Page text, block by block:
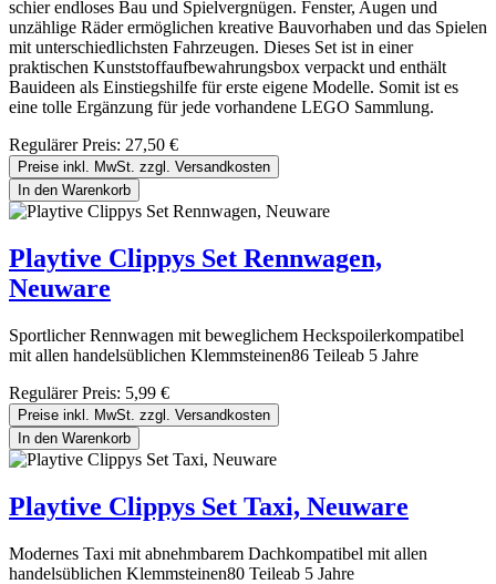
schier endloses Bau und Spielvergnügen. Fenster, Augen und
unzählige Räder ermöglichen kreative Bauvorhaben und das Spielen
mit unterschiedlichsten Fahrzeugen. Dieses Set ist in einer
praktischen Kunststoffaufbewahrungsbox verpackt und enthält
Bauideen als Einstiegshilfe für erste eigene Modelle. Somit ist es
eine tolle Ergänzung für jede vorhandene LEGO Sammlung.
Regulärer Preis: 27,50 €
Preise inkl. MwSt. zzgl. Versandkosten
In den Warenkorb
Playtive Clippys Set Rennwagen,
Neuware
Sportlicher Rennwagen mit beweglichem Heckspoilerkompatibel
mit allen handelsüblichen Klemmsteinen86 Teileab 5 Jahre
Regulärer Preis: 5,99 €
Preise inkl. MwSt. zzgl. Versandkosten
In den Warenkorb
Playtive Clippys Set Taxi, Neuware
Modernes Taxi mit abnehmbarem Dachkompatibel mit allen
handelsüblichen Klemmsteinen80 Teileab 5 Jahre